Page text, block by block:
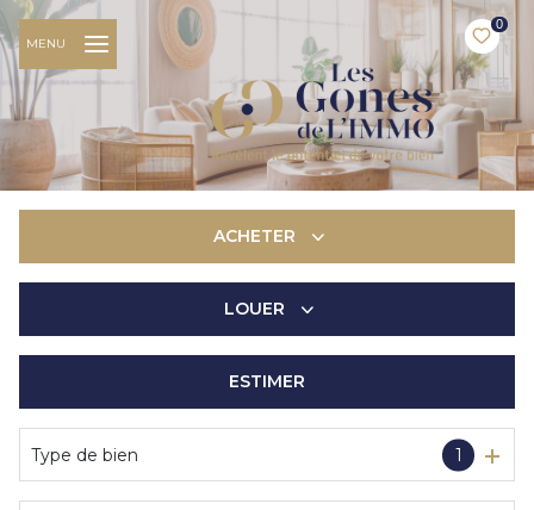
0
MENU
ACHETER
De l'immo pro
LOUER
De l'immo pro
ESTIMER
Type de bien 1